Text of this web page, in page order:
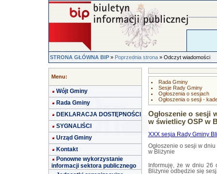
STRONA GŁÓWNA BIP»Poprzednia strona» Odczyt wiadomości
Menu:
Wójt Gminy
Rada Gminy
DEKLARACJA DOSTĘPNOŚCI
SYGNALIŚCI
Urząd Gminy
Kontakt
Ponowne wykorzystanie
informacji sektora publicznego
Rada Gminy
Sesje Rady Gminy
Ogłoszenia o sesjach
Ogłoszenia o sesji -
Ogłoszenie o sesji
w świetlicy OSP w
XXX sesja Rady Gminy
Ogłoszenie o sesji w
w Bliżynie
Informuję, że w dniu 26
Bliżynie odbędzie się